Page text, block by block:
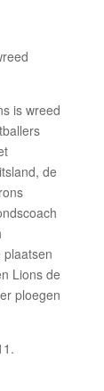
is wreed
de
plaatsen
Lions de
ploegen